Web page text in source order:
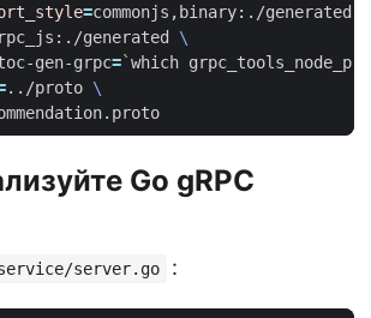
=commonjs,binary:./generated
generated
gen-grpc=`which
../proto
Go gRPC
server.go :